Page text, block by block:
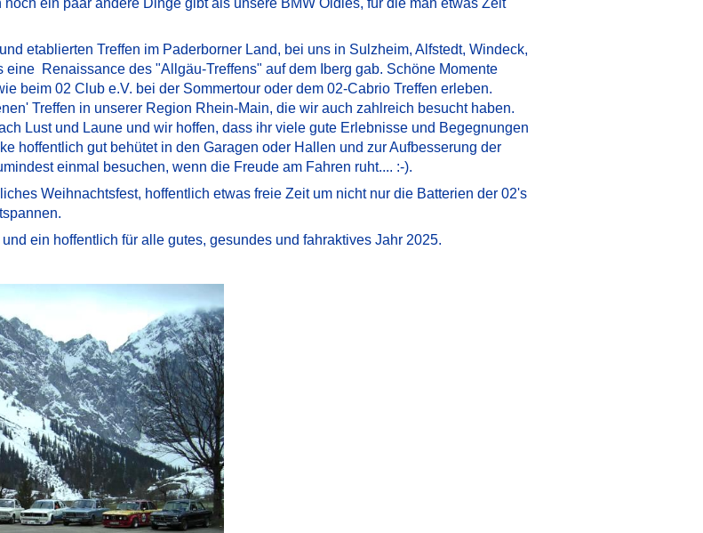
ein paar andere Dinge gibt als unsere BMW Oldies, für die man etwas Zeit
etablierten Treffen im Paderborner Land, bei uns in Sulzheim, Alfstedt, Windeck,
eine Renaissance des "Allgäu-Treffens" auf dem Iberg gab. Schöne Momente
beim 02 Club e.V. bei der Sommertour oder dem 02-Cabrio Treffen erleben.
Treffen in unserer Region Rhein-Main, die wir auch zahlreich besucht haben.
Lust und Laune und wir hoffen, dass ihr viele gute Erlebnisse und Begegnungen
hoffentlich gut behütet in den Garagen oder Hallen und zur Aufbesserung der
einmal besuchen, wenn die Freude am Fahren ruht.... :-).
Weihnachtsfest, hoffentlich etwas freie Zeit um nicht nur die Batterien der 02's
ein hoffentlich für alle gutes, gesundes und fahraktives Jahr 2025.